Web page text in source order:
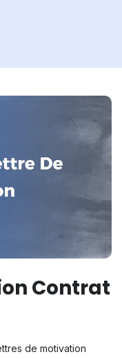
Contrat
de motivation